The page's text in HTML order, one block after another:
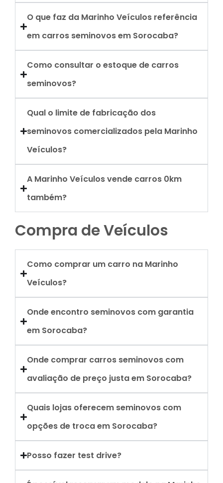
O que faz da Marinho Veículos referência
em carros seminovos em Sorocaba?
Como consultar o estoque de carros
seminovos?
Qual o limite de fabricação dos
seminovos comercializados pela Marinho
Veículos?
A Marinho Veículos vende carros 0km
também?
Compra de Veículos
Como comprar um carro na Marinho
Veículos?
Onde encontro seminovos com garantia
em Sorocaba?
Onde comprar carros seminovos com
avaliação de preço justa em Sorocaba?
Quais lojas oferecem seminovos com
opções de troca em Sorocaba?
Posso fazer test drive?